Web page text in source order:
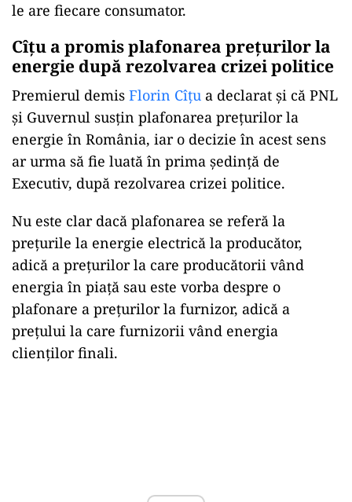
le are fiecare consumator.
Cîțu a promis plafonarea prețurilor la
energie după rezolvarea crizei politice
Premierul demis Florin Cîţu a declarat și că PNL
şi Guvernul susţin plafonarea preţurilor la
energie în România, iar o decizie în acest sens
ar urma să fie luată în prima şedinţă de
Executiv, după rezolvarea crizei politice.
Nu este clar dacă plafonarea se referă la
prețurile la energie electrică la producător,
adică a prețurilor la care producătorii vând
energia în piață sau este vorba despre o
plafonare a prețurilor la furnizor, adică a
prețului la care furnizorii vând energia
clienților finali.